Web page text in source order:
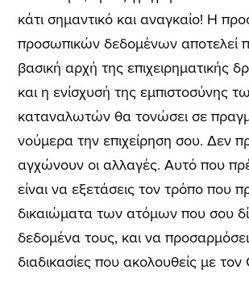
κάτι σημαντικό και αναγκαίο! Η
προσωπικών δεδομένων αποτελεί
βασική αρχή της επιχειρηματικής
και η ενίσχυσή της εμπιστοσύνης
καταναλωτών θα τονώσει σε
νούμερα την επιχείρηση σου. Δεν
αγχώνουν οι αλλαγές. Αυτό που
είναι να εξετάσεις τον τρόπο που
δικαιώματα των ατόμων που σου
δεδομένα τους, και να
διαδικασίες που ακολουθείς με τον